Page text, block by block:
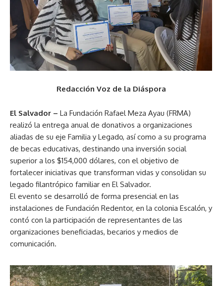
Redacción Voz de la Diáspora
El Salvador – La Fundación Rafael Meza Ayau (FRMA)
realizó la entrega anual de donativos a organizaciones
aliadas de su eje Familia y Legado, así como a su programa
de becas educativas, destinando una inversión social
superior a los $154,000 dólares, con el objetivo de
fortalecer iniciativas que transforman vidas y consolidan su
legado filantrópico familiar en El Salvador.
El evento se desarrolló de forma presencial en las
instalaciones de Fundación Redentor, en la colonia Escalón, y
contó con la participación de representantes de las
organizaciones beneficiadas, becarios y medios de
comunicación.